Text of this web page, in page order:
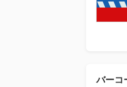
バーコ